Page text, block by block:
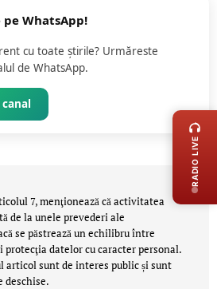
WhatsApp!
cu toate știrile? Urmăreste
de WhatsApp.
7, menţionează că activitatea
de la unele prevederi ale
se păstrează un echilibru între
datelor cu caracter personal.
sunt de interes public și sunt
deschise.
RADIO LIVE